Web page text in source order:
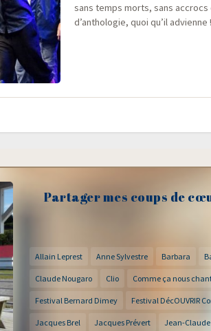
sans temps morts, sans accrocs
d’anthologie, quoi qu’il advienne !
Partager mes coups de
Allain Leprest Anne Sylvestre Barbara
Claude Nougaro Clio Comme ça nous
Festival Bernard Dimey Festival DécOUVRIR
Jacques Brel Jacques Prévert Jean-